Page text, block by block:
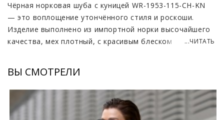
Чёрная норковая шуба с куницей WR-1953-115-CH-KN
— это воплощение утончённого стиля и роскоши.
Изделие выполнено из импортной норки высочайшего
качества, мех плотный, с красивым блеском и мягкой
образу элегантности. Цвет глубокий чёрный,
универсальный и всегда актуальный, легко сочетается
с аксессуарами и обувью любого стиля. Особое
внимание привлекают манжеты из меха куницы — эта
...ЧИТАТЬ
ВЫ СМОТРЕЛИ